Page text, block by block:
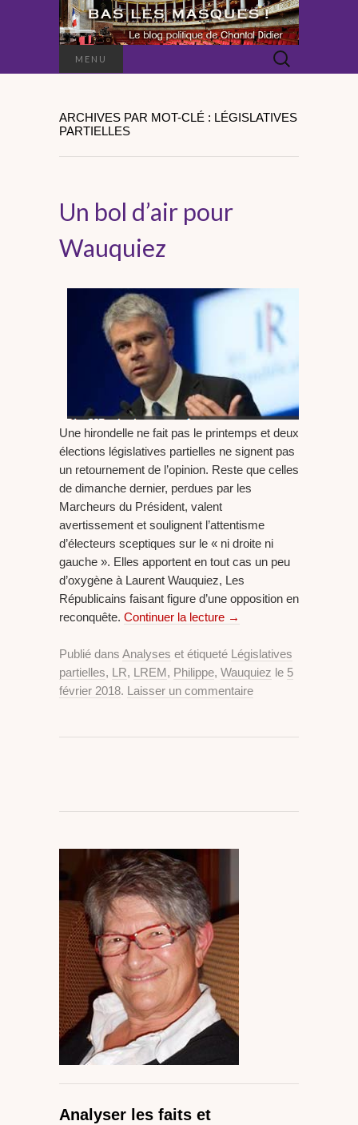
MENU Rechercher :
ARCHIVES PAR MOT-CLÉ : LÉGISLATIVES
PARTIELLES
Un bol d’air pour
Wauquiez
Une hirondelle ne fait pas le printemps et deux
élections législatives partielles ne signent pas
un retournement de l’opinion. Reste que celles
de dimanche dernier, perdues par les
Marcheurs du Président, valent
avertissement et soulignent l’attentisme
d’électeurs sceptiques sur le « ni droite ni
gauche ». Elles apportent en tout cas un peu
d’oxygène à Laurent Wauquiez, Les
Républicains faisant figure d’une opposition en
reconquête. Continuer la lecture →
Publié dans Analyses et étiqueté Législatives
partielles, LR, LREM, Philippe, Wauquiez le 5
février 2018. Laisser un commentaire
Analyser les faits et